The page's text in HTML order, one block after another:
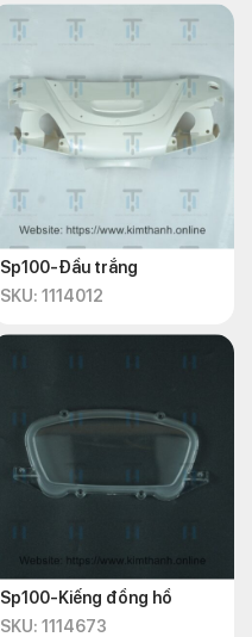
Sp100-Đầu trắng
SKU: 1114012
Sp100-Kiếng đồng hồ
SKU: 1114673